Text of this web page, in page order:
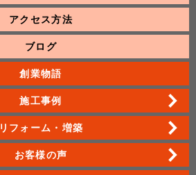
アクセス方法
ブログ
創業物語
施工事例
リフォーム・増築
お客様の声